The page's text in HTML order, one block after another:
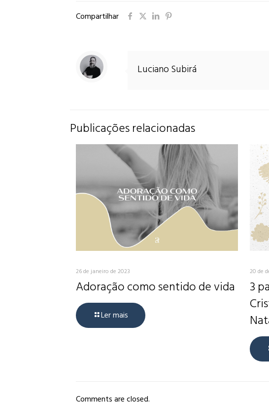
Compartilhar
Luciano Subirá
Publicações relacionadas
26 de janeiro de 2023
Adoração como sentido de vida
Ler mais
20 de
3
Comments are closed.